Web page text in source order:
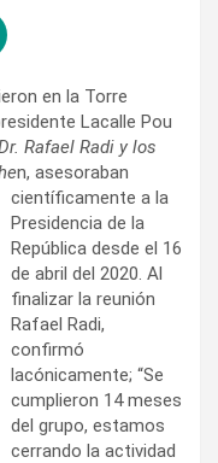
en la Torre
Lacalle Pou
Rafael Radi y los
n, asesoraban
científicamente a la
Presidencia de la
República desde el 16
de abril del 2020. Al
finalizar la reunión
Rafael Radi,
confirmó
lacónicamente; “Se
cumplieron 14 meses
del grupo, estamos
cerrando la actividad